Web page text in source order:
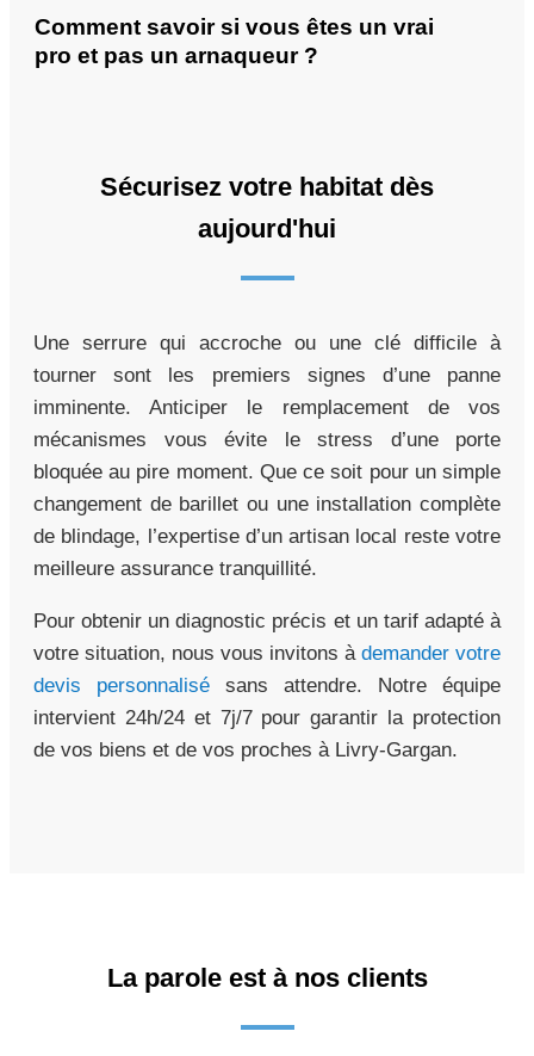
Comment savoir si vous êtes un vrai
pro et pas un arnaqueur ?
Sécurisez votre habitat dès
aujourd'hui
Une serrure qui accroche ou une clé difficile à
tourner sont les premiers signes d’une panne
imminente. Anticiper le remplacement de vos
mécanismes vous évite le stress d’une porte
bloquée au pire moment. Que ce soit pour un simple
changement de barillet ou une installation complète
de blindage, l’expertise d’un artisan local reste votre
meilleure assurance tranquillité.
Pour obtenir un diagnostic précis et un tarif adapté à
votre situation, nous vous invitons à demander votre
devis personnalisé sans attendre. Notre équipe
intervient 24h/24 et 7j/7 pour garantir la protection
de vos biens et de vos proches à Livry-Gargan.
La parole est à nos clients